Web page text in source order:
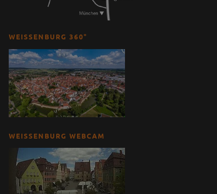
WEISSENBURG 360°
WEISSENBURG WEBCAM